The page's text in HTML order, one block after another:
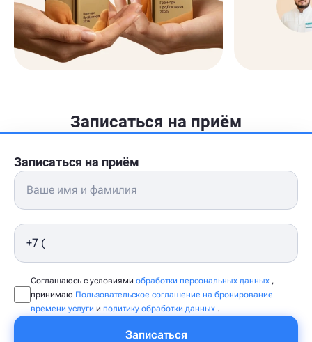
Записаться на приём
Записаться на приём
Соглашаюсь с условиями обработки персональных данных ,
принимаю Пользовательское соглашение на бронирование
времени услуги и политику обработки данных .
Записаться